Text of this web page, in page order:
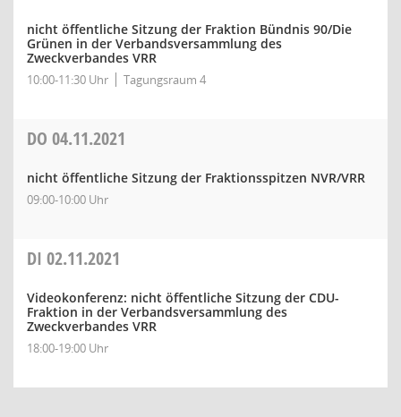
nicht öffentliche Sitzung der Fraktion Bündnis 90/Die
Grünen in der Verbandsversammlung des
Zweckverbandes VRR
10:00-11:30 Uhr Tagungsraum 4
DO 04.11.2021
nicht öffentliche Sitzung der Fraktionsspitzen NVR/VRR
09:00-10:00 Uhr
DI 02.11.2021
Videokonferenz: nicht öffentliche Sitzung der CDU-
Fraktion in der Verbandsversammlung des
Zweckverbandes VRR
18:00-19:00 Uhr